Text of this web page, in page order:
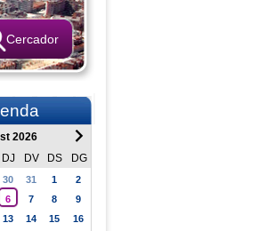
Cercador
2026
DJ DV DS DG
30 31 1
2
6 7 8
9
13 14 15
16